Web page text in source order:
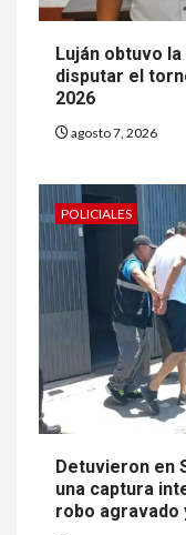
Luján obtuvo
disputar el
2026
agosto 7, 2026
POLICIALES
Detuvieron en
una captura
robo agravado